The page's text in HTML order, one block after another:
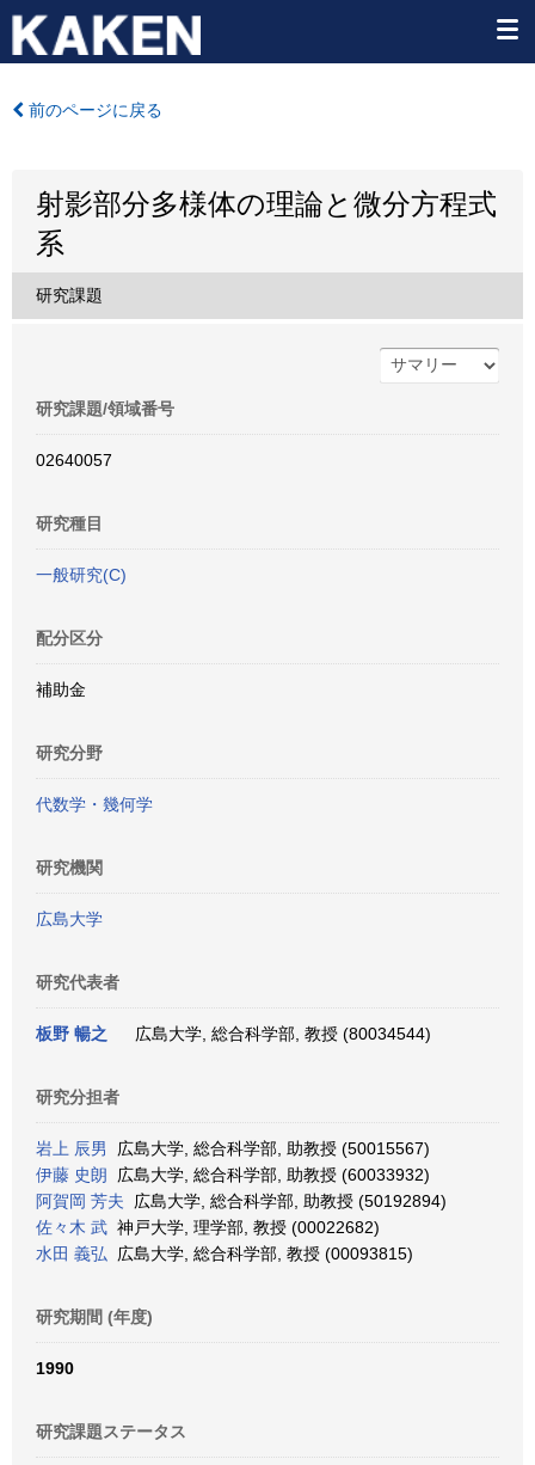
前のページに戻る
射影部分多様体の理論と微分方程式
系
研究課題
研究課題/領域番号
02640057
研究種目
一般研究(C)
配分区分
補助金
研究分野
代数学・幾何学
研究機関
広島大学
研究代表者
板野 暢之 広島大学, 総合科学部, 教授 (80034544)
研究分担者
岩上 辰男
広島大学, 総合科学部, 助教授 (50015567)
伊藤 史朗 広島大学, 総合科学部, 助教授 (60033932)
阿賀岡 芳夫 広島大学, 総合科学部, 助教授 (50192894)
佐々木 武 神戸大学, 理学部, 教授 (00022682)
水田 義弘 広島大学, 総合科学部, 教授 (00093815)
研究期間 (年度)
1990
研究課題ステータス